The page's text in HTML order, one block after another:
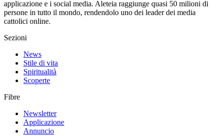
applicazione e i social media. Aleteia raggiunge quasi 50 milioni di
persone in tutto il mondo, rendendolo uno dei leader dei media
cattolici online.
Sezioni
News
Stile di vita
Spiritualità
Scoperte
Fibre
Newsletter
Applicazione
Annuncio